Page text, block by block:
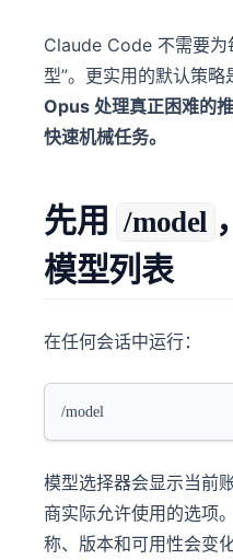
Claude Code 不需要为
型”。更实用的默认策略
Opus 处理真正困难的
快速机械任务。
先用 /model
模型列表
在任何会话中运行：
/model
模型选择器会显示当前
商实际允许使用的选项
称、版本和可用性会变